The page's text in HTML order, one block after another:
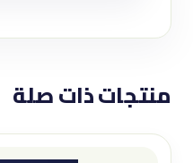
منتجات ذات صلة